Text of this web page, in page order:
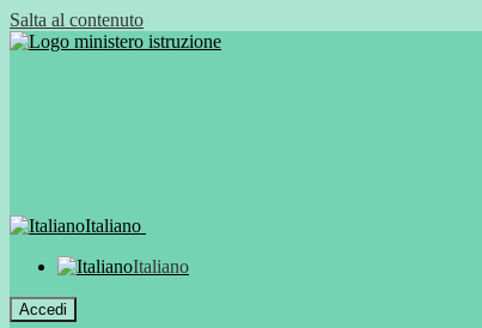
Salta al contenuto
Italiano
Italiano
Accedi